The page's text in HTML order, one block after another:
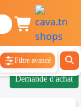
Filtre avancé
Demande d'achat